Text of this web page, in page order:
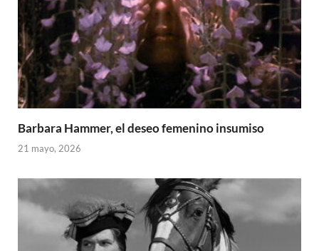
Barbara Hammer, el deseo femenino insumiso
21 mayo, 2026